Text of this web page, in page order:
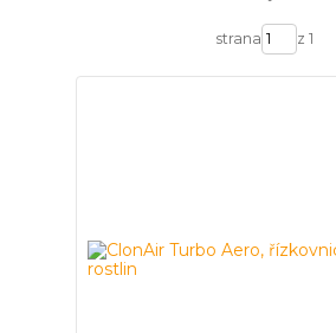
strana z 1